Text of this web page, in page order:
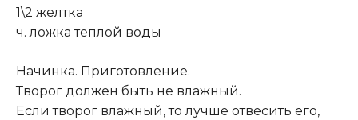
1\2 желтка
ч. ложка теплой воды
Начинка. Приготовление.
Творог должен быть не влажный.
Если творог влажный, то лучше отвесить его,